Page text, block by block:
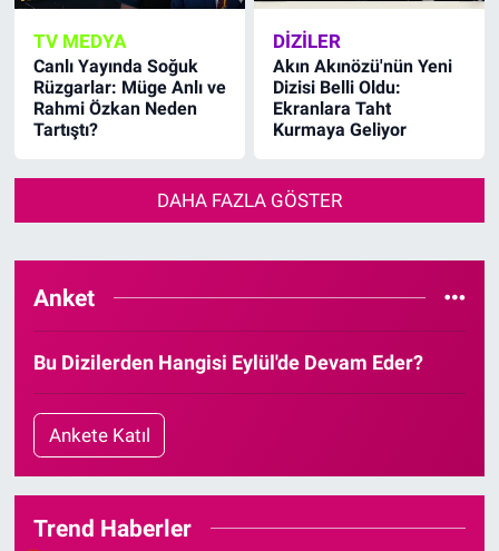
TV MEDYA
Canlı Yayında Soğuk
Rüzgarlar: Müge Anlı ve
Rahmi Özkan Neden
Tartıştı?
DIZILER
Akın Akınözü'nün Yeni
Dizisi Belli Oldu:
Ekranlara Taht
Kurmaya Geliyor
DAHA FAZLA GÖSTER
Anket
Bu Dizilerden Hangisi Eylül'de Devam Eder?
Ankete Katıl
Trend Haberler